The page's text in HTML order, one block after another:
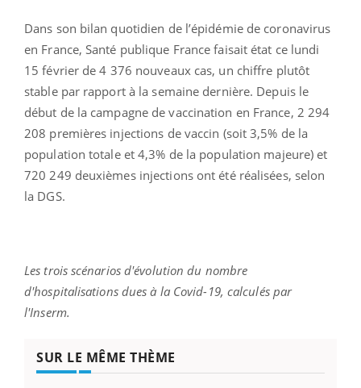
Dans son bilan quotidien de l’épidémie de coronavirus
en France, Santé publique France faisait état ce lundi
15 février de 4 376 nouveaux cas, un chiffre plutôt
stable par rapport à la semaine dernière. Depuis le
début de la campagne de vaccination en France, 2 294
208 premières injections de vaccin (soit 3,5% de la
population totale et 4,3% de la population majeure) et
720 249 deuxièmes injections ont été réalisées, selon
la DGS.
Les trois scénarios d'évolution du nombre
d'hospitalisations dues à la Covid-19, calculés par
l'Inserm.
SUR LE MÊME THÈME